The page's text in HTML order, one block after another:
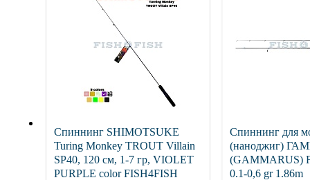
Спиннинг SHIMOTSUKE
Turing Monkey TROUT Villain
SP40, 120 см, 1-7 гр, VIOLET
PURPLE color FISH4FISH
Спиннинг для
(наноджиг)
(GAMMARUS)
0.1-0,6 gr 1.86m